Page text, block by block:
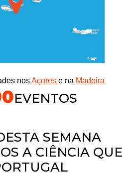
nosAçores e na Madeira
EVENTOS
SEMANA
A CIÊNCIA QUE